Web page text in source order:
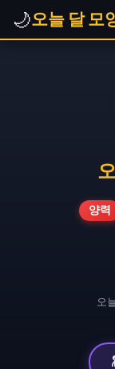
🌙오늘 달 모
양력
오